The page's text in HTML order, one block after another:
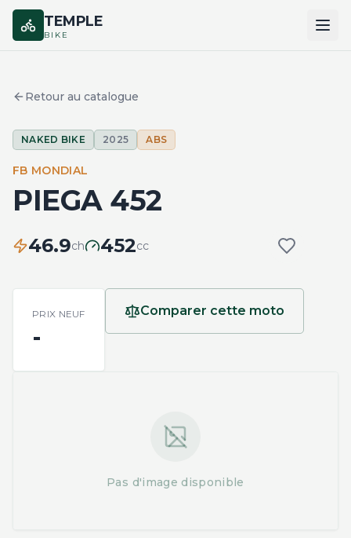
TEMPLE
BIKE
MARQUES
COMPARER
Retour au catalogue
NAKED BIKE 2025 ABS
FB MONDIAL
PIEGA 452
46.9ch 452cc
PRIX NEUF
-
Comparer cette moto
Pas d'image disponible